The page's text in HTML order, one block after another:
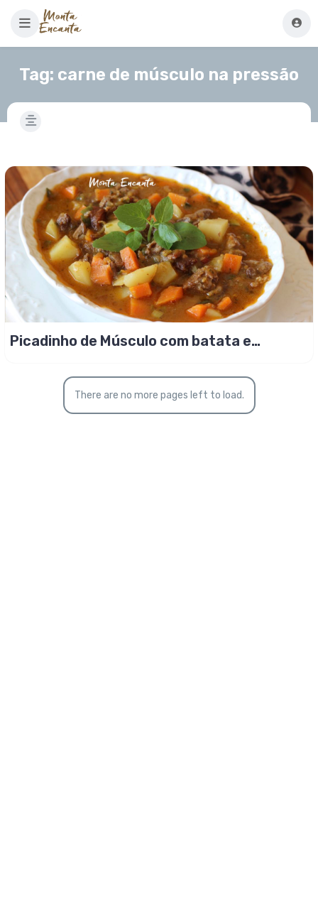
Tag: carne de músculo na pressão
Picadinho de Músculo com batata e
There are no more pages left to load.